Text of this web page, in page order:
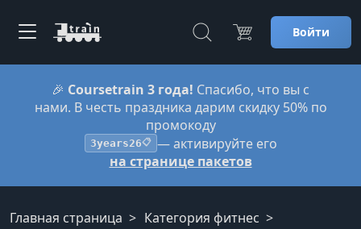
Войти
🎉 Coursetrain 3 года! Спасибо, что вы с
нами. В честь праздника дарим скидку 50% по
промокоду
3years26📋 — активируйте его
на странице пакетов
Главная страница
Категория фитнес